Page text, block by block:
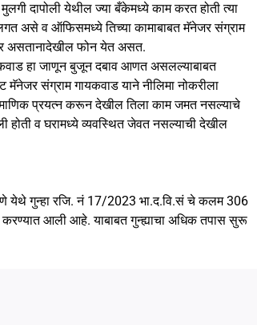
दापोली येथील ज्या बँकेमध्ये काम करत होती त्या
लगत असे व ऑफिसमध्ये तिच्या कामाबाबत मॅनेजर संग्राम
असतानादेखील फोन येत असत.
हा जाणून बुजून दबाव आणत असलल्याबाबत
संग्राम गायकवाड याने नीलिमा नोकरीला
प्रयत्न करून देखील तिला काम जमत नसल्याचे
होती व घरामध्ये व्यवस्थित जेवत नसल्याची देखील
येथे गुन्हा रजि. नं 17/2023 भा.द.वि.सं चे कलम 306
करण्यात आली आहे. याबाबत गुन्ह्याचा अधिक तपास सुरू